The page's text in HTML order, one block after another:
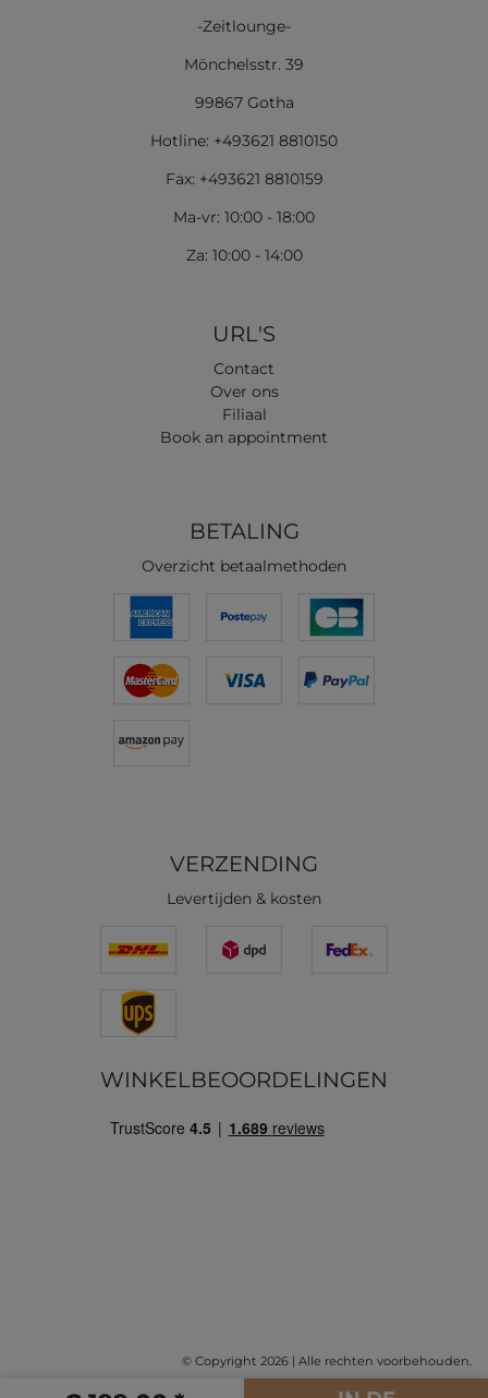
-Zeitlounge-
Mönchelsstr. 39
99867 Gotha
Hotline: +493621 8810150
Fax: +493621 8810159
Ma-vr: 10:00 - 18:00
Za: 10:00 - 14:00
URL'S
Contact
Over ons
Filiaal
Book an appointment
BETALING
Overzicht betaalmethoden
VERZENDING
Levertijden & kosten
WINKELBEOORDELINGEN
© Copyright 2026 | Alle rechten voorbehouden.